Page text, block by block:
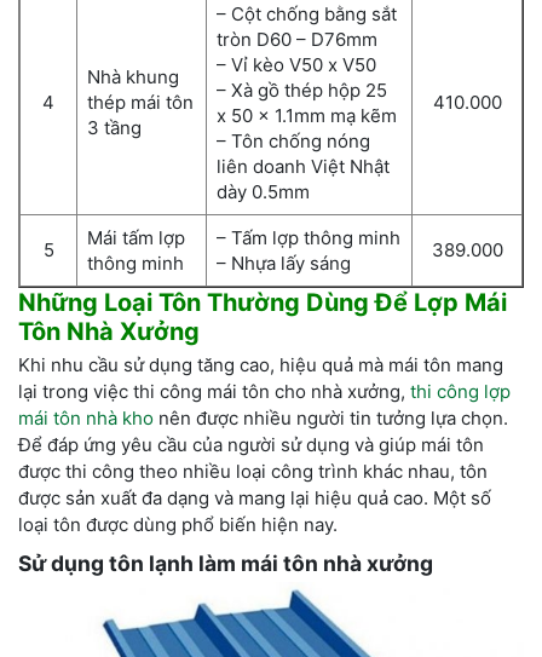
4
Nhà khung
thép mái tôn
3 tầng
– Cột chống bằng sắt
tròn D60 – D76mm
– Vỉ kèo V50 x V50
– Xà gồ thép hộp 25
x 50 x 1.1mm mạ kẽm
– Tôn chống nóng
liên doanh Việt Nhật
dày 0.5mm
410.000
5
Mái tấm lợp
thông minh
– Tấm lợp thông minh
– Nhựa lấy sáng
389.000
Những Loại Tôn Thường Dùng Để Lợp Mái
Tôn Nhà Xưởng
Khi nhu cầu sử dụng tăng cao, hiệu quả mà mái tôn mang
lại trong việc thi công mái tôn cho nhà xưởng, thi công lợp
mái tôn nhà kho nên được nhiều người tin tưởng lựa chọn.
Để đáp ứng yêu cầu của người sử dụng và giúp mái tôn
được thi công theo nhiều loại công trình khác nhau, tôn
được sản xuất đa dạng và mang lại hiệu quả cao. Một số
loại tôn được dùng phổ biến hiện nay.
Sử dụng tôn lạnh làm mái tôn nhà xưởng